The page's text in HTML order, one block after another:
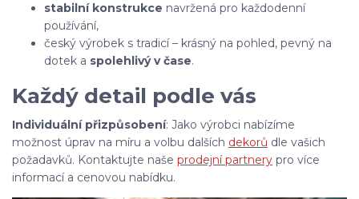
stabilní konstrukce navržená pro každodenní
používání,
český výrobek s tradicí – krásný na pohled, pevný na
dotek a spolehlivý v čase.
Každý detail podle vás
Individuální přizpůsobení: Jako výrobci nabízíme
možnost úprav na míru a volbu dalších dekorů dle vašich
požadavků. Kontaktujte naše prodejní partnery pro více
informací a cenovou nabídku.